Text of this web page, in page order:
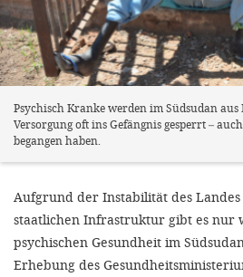
Psychisch Kranke werden im Südsudan
Versorgung oft ins Gefängnis gesperrt –
begangen haben.
Aufgrund der Instabilität des
staatlichen Infrastruktur gibt es nur
psychischen Gesundheit im
Erhebung des